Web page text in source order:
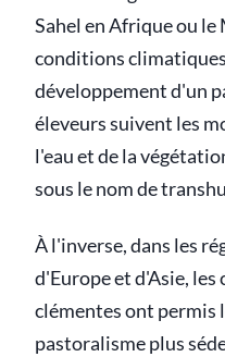
Sahel en Afrique ou
conditions
développement d'un
éleveurs suivent les
l'eau et de la
sous le nom de
À l'inverse, dans les
d'Europe et d'Asie,
clémentes ont permis
pastoralisme plus